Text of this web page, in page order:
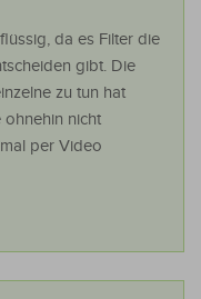
da es Filter die
gibt. Die
zu tun hat
ohnehin nicht
per Video